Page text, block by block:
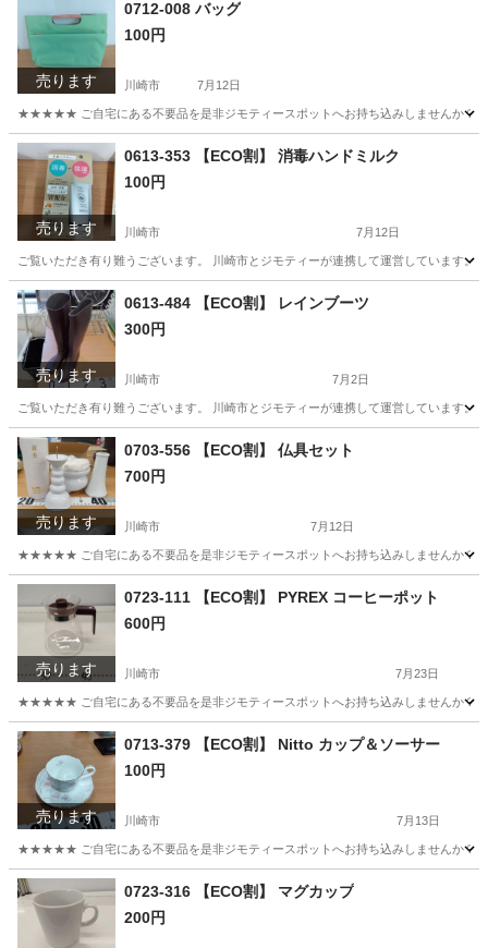
売ります
0712-008 バッグ
100円
川崎市 7月12日
★★★★★ ご自宅にある不要品を是非ジモティースポットへお持ち込みしませんか？
神奈川 川崎市
売ります
0613-353 【ECO割】 消毒ハンドミルク
100円
川崎市 7月12日
ご覧いただき有り難うございます。 川崎市とジモティーが連携して運営していま
神奈川 川崎市 ボディケア リユース
売ります
0613-484 【ECO割】 レインブーツ
300円
川崎市 7月2日
ご覧いただき有り難うございます。 川崎市とジモティーが連携して運営していま
神奈川 川崎市 リユース
売ります
0703-556 【ECO割】 仏具セット
700円
川崎市 7月12日
★★★★★ ご自宅にある不要品を是非ジモティースポットへお持ち込みしませんか？
神奈川 川崎市 インテリア雑貨/小物
売ります
0723-111 【ECO割】 PYREX コーヒーポット
600円
川崎市 7月23日
★★★★★ ご自宅にある不要品を是非ジモティースポットへお持ち込みしませんか？
神奈川 川崎市 コーヒーポット
売ります
0713-379 【ECO割】 Nitto カップ＆ソーサー
100円
川崎市 7月13日
★★★★★ ご自宅にある不要品を是非ジモティースポットへお持ち込みしませんか？
神奈川 川崎市 現地
0723-316 【ECO割】 マグカップ
200円